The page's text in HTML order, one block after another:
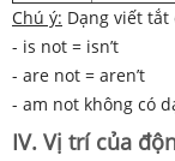
Chú ý: Dạng viết
- is not = isn’t
- are not = aren’t
- am not không có
IV. Vị trí của